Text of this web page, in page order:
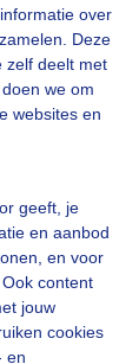
over
Deze
zelf deelt met
we om
websites en
geeft, je
en aanbod
en voor
content
jouw
cookies
en